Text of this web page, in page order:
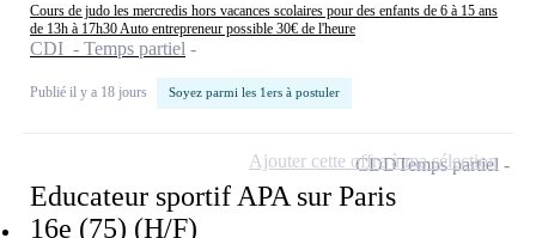
Cours de judo les mercredis hors vacances scolaires pour des enfants de 6 à 15 ans
de 13h à 17h30 Auto entrepreneur possible 30€ de l'heure
CDI - Temps partiel
Publié il y a 18 jours Soyez parmi les 1ers à postuler
Educateur sportif APA sur Paris
16e (75) (H/F)
CDDTemps partiel
Ajouter cette offre à ma sélection